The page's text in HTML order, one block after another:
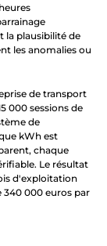
la plausibilité de
les anomalies ou
de transport
000 sessions de
de
kWh est
chaque
Le résultat
d'exploitation
000 euros par